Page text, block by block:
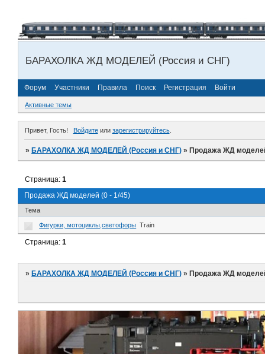
БАРАХОЛКА ЖД МОДЕЛЕЙ (Россия и СНГ)
Форум Участники Правила Поиск Регистрация Войти
Активные темы
Привет, Гость! Войдитеили зарегистрируйтесь.
» БАРАХОЛКА ЖД МОДЕЛЕЙ (Россия и СНГ) » Продажа ЖД
Продажа ЖД моделей (0 - 1/45)
Страница:1
Тема
Фигурки, мотоциклы,светофоры Train
Страница:1
»БАРАХОЛКА ЖД МОДЕЛЕЙ (Россия и СНГ) »Продажа ЖД